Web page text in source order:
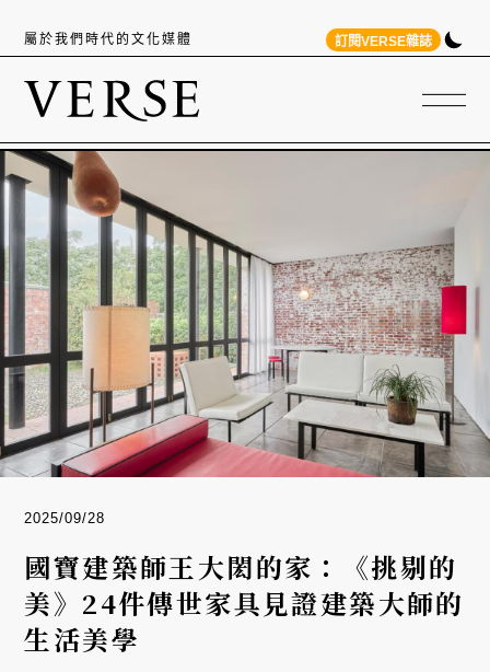
屬於我們時代的文化媒體 訂閱VERSE雜誌
2025/09/28
國寶建築師王大閎的家：《挑剔的
美》24件傳世家具見證建築大師的
生活美學